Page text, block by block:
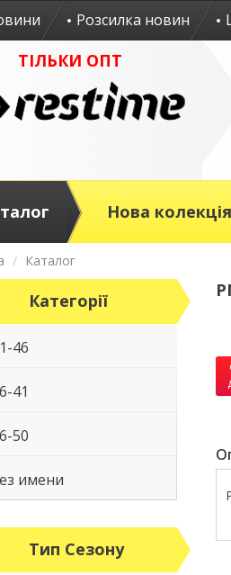
Розсилка новин
ТІЛЬКИ ОПТ
Нова колекція
Каталог
Категорії
46
41
50
имени
Тип Сезону